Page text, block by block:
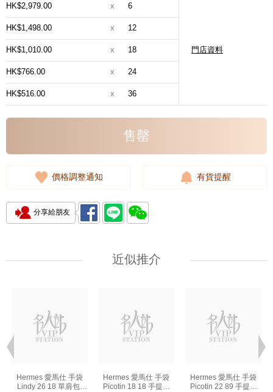
HK$2,979.00 x 6
門店資料
HK$1,498.00 x 12
HK$1,010.00 x 18
HK$766.00 x 24
HK$516.00 x 36
售罄
價格調整通知 有貨提醒
分享給朋友
近似推介
Hermes 愛馬仕 手袋
Lindy 26 18 單肩包/
Hermes 愛馬仕 手袋
Picotin 18 18 手提包
Hermes 愛馬仕 手袋
Picotin 22 89 手提包